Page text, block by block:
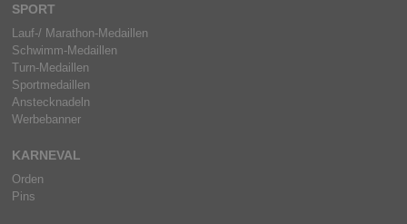
SPORT
Lauf-/ Marathon-Medaillen
Schwimm-Medaillen
Turn-Medaillen
Sportmedaillen
Anstecknadeln
Werbebanner
KARNEVAL
Orden
Pins